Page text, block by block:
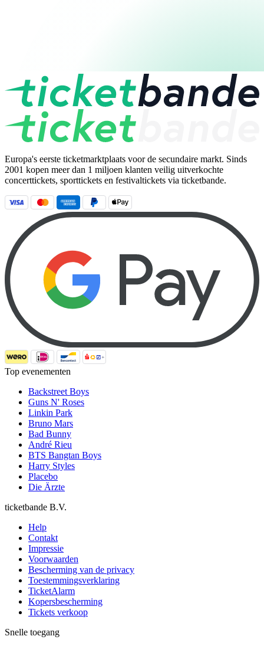
Europa's eerste ticketmarktplaats voor de secundaire markt. Sinds
2001 kopen meer dan 1 miljoen klanten veilig uitverkochte
concerttickets, sporttickets en festivaltickets via ticketbande.
Top evenementen
Backstreet Boys
Guns N' Roses
Linkin Park
Bruno Mars
Bad Bunny
André Rieu
BTS Bangtan Boys
Harry Styles
Placebo
Die Ärzte
ticketbande B.V.
Help
Contakt
Impressie
Voorwaarden
Bescherming van de privacy
Toestemmingsverklaring
TicketAlarm
Kopersbescherming
Tickets verkoop
Snelle toegang